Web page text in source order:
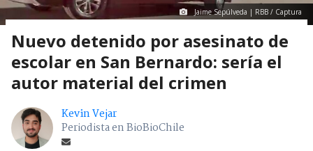
Jaime Sepúlveda | RBB / Captura
Nuevo detenido por asesinato de
escolar en San Bernardo: sería el
autor material del crimen
Kevin Vejar
Periodista en BioBioChile